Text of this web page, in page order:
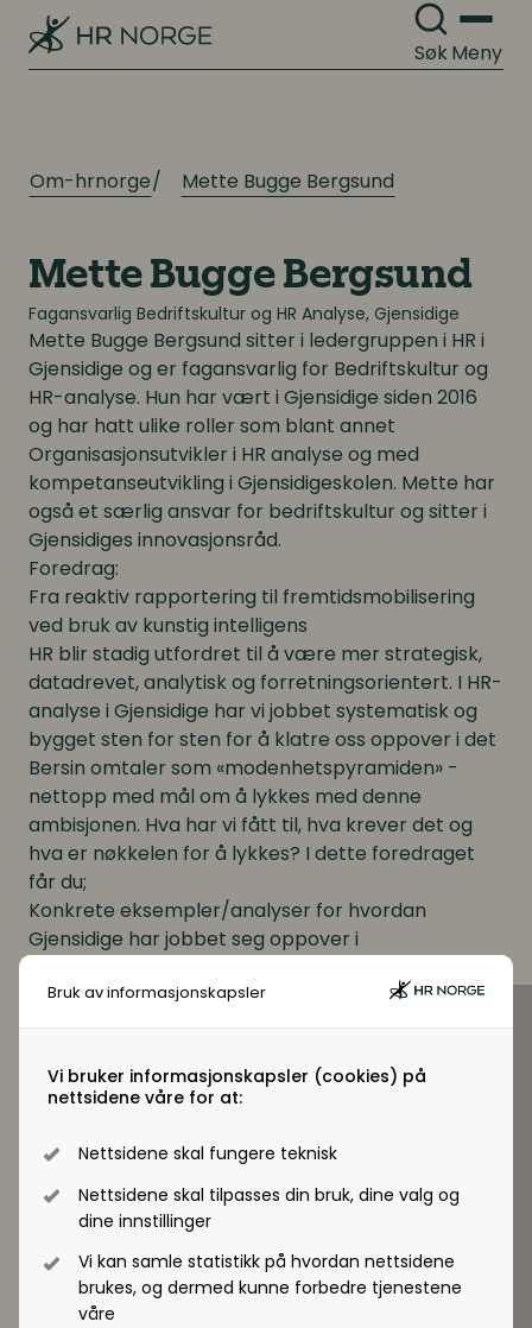
Bruk av informasjonskapsler
Vi bruker informasjonskapsler (cookies) på
nettsidene våre for at:
Nettsidene skal fungere teknisk
Nettsidene skal tilpasses din bruk, dine valg og
dine innstillinger
Vi kan samle statistikk på hvordan nettsidene
brukes, og dermed kunne forbedre tjenestene
våre
SøkMeny
Om-hrnorge Mette Bugge Bergsund
Mette Bugge Bergsund
Fagansvarlig Bedriftskultur og HR Analyse, Gjensidige
Mette Bugge Bergsund sitter i ledergruppen i HR i
Gjensidige og er fagansvarlig for Bedriftskultur og
HR-analyse. Hun har vært i Gjensidige siden 2016
og har hatt ulike roller som blant annet
Organisasjonsutvikler i HR analyse og med
kompetanseutvikling i Gjensidigeskolen. Mette har
også et særlig ansvar for bedriftskultur og sitter i
Gjensidiges innovasjonsråd.
Foredrag:
Fra reaktiv rapportering til fremtidsmobilisering
ved bruk av kunstig intelligens
HR blir stadig utfordret til å være mer strategisk,
datadrevet, analytisk og forretningsorientert. I HR-
analyse i Gjensidige har vi jobbet systematisk og
bygget sten for sten for å klatre oss oppover i det
Bersin omtaler som «modenhetspyramiden» -
nettopp med mål om å lykkes med denne
ambisjonen. Hva har vi fått til, hva krever det og
hva er nøkkelen for å lykkes? I dette foredraget
får du;
Konkrete eksempler/analyser for hvordan
Gjensidige har jobbet seg oppover i
rapportering til prediktive analyser og
scenarioarbeid
forutsetninger for å lykkes, suksesskriterier og
fallgruver